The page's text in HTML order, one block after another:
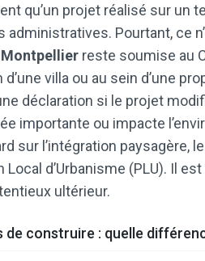
qu’un projet réalisé sur un
Pourtant, ce
reste soumise au
villa ou au sein d’une
déclaration si le projet
importante ou impacte
sur l’intégration paysagère,
d’Urbanisme (PLU). Il
ultérieur.
construire : quelle